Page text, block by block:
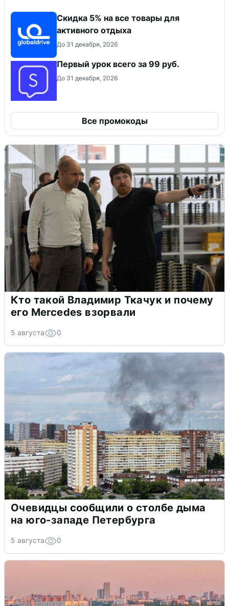
Скидка 5% на все товары для
активного отдыха
До 31 декабря, 2026
Первый урок всего за 99 руб.
До 31 декабря, 2026
Все промокоды
Кто такой Владимир Ткачук и почему
его Mercedes взорвали
5 августа 0
Очевидцы сообщили о столбе дыма
на юго-западе Петербурга
5 августа 0